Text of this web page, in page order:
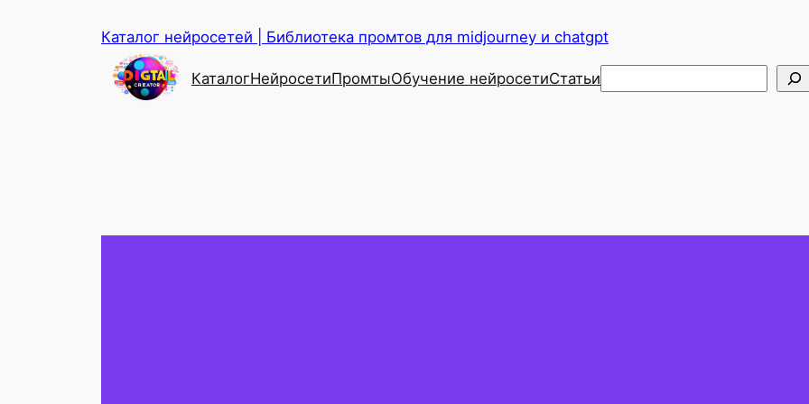
Каталог нейросетей | Библиотека промтов для midjourney и chatgpt
КаталогНейросетиПромтыОбучение нейросетиСтатьи